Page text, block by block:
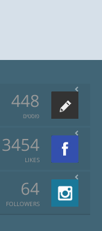
448
פוסטים
3454
LIKES
64
FOLLOWERS